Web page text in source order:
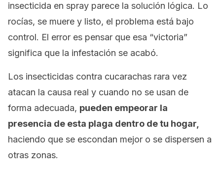
insecticida en spray parece la solución lógica. Lo
rocías, se muere y listo, el problema está bajo
control. El error es pensar que esa “victoria”
significa que la infestación se acabó.
Los insecticidas contra cucarachas rara vez
atacan la causa real y cuando no se usan de
forma adecuada, pueden empeorar la
presencia de esta plaga dentro de tu hogar,
haciendo que se escondan mejor o se dispersen a
otras zonas.